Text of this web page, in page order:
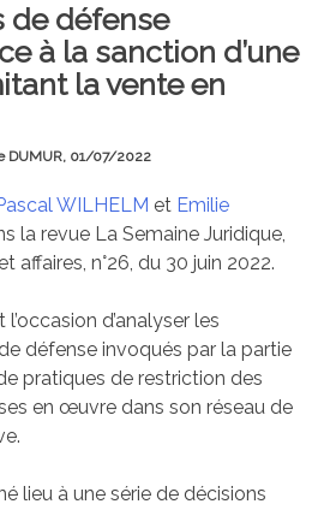
de défense
à la sanction d’une
la vente en
DUMUR, 01/07/2022
WILHELM et Emilie
la revue La Semaine Juridique,
affaires, n°26, du 30 juin 2022.
l’occasion d’analyser les
défense invoqués par la partie
pratiques de restriction des
en œuvre dans son réseau de
lieu à une série de décisions